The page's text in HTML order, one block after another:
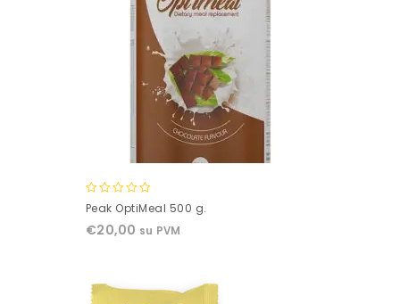
0
of
Peak OptiMeal 500 g.
€20,00 su PVM